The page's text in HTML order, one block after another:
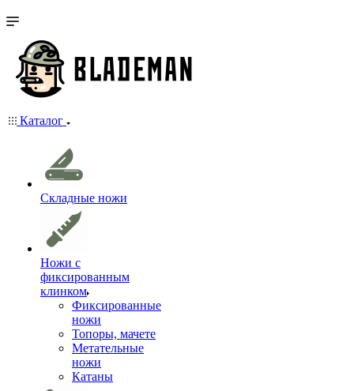
Каталог
Складные ножи
Ножи с
фиксированным
клинком
Фиксированные
ножи
Топоры, мачете
Метательные
ножи
Катаны